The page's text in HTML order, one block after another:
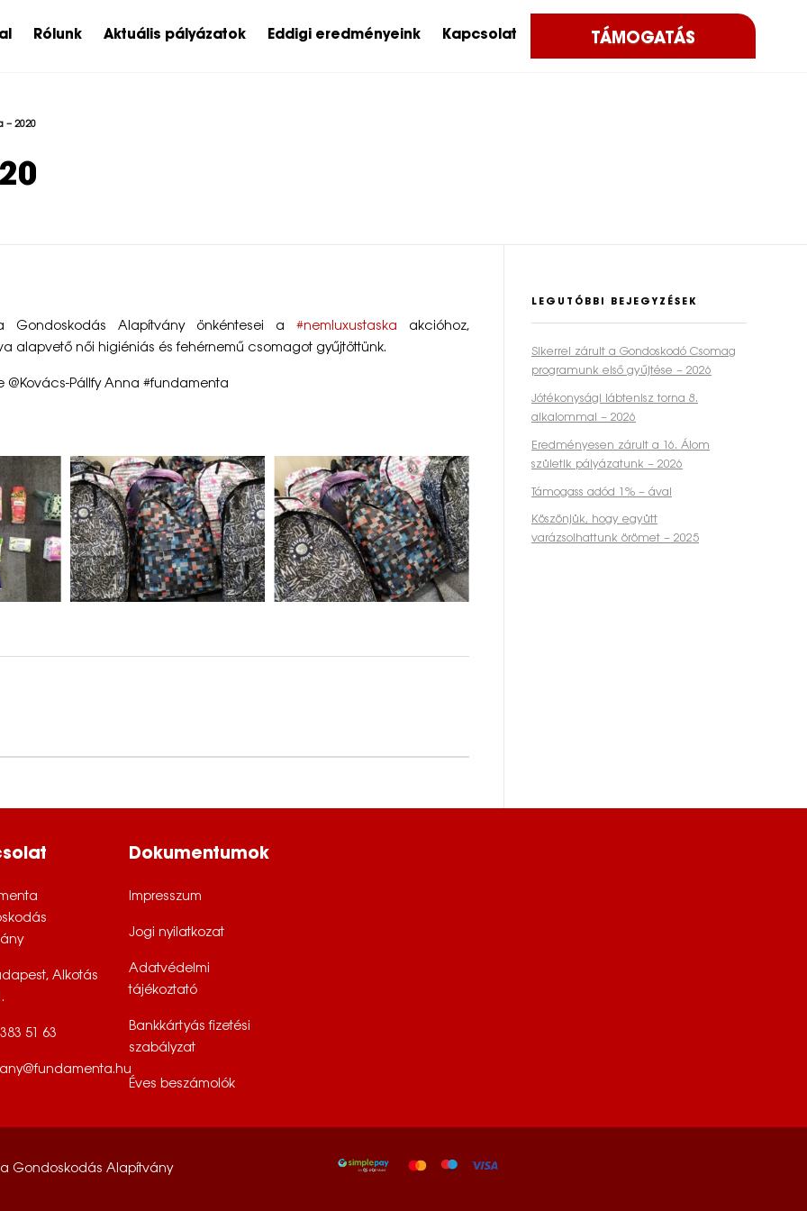
TÁMOGATÁS
Rólunk Aktuális pályázatok Eddigi eredményeink Kapcsolat
– 2020
Gondoskodás Alapítvány önkéntesei a #nemluxustaska akcióhoz,
alapvető női higiéniás és feh­érnemű csomagot gyűj­töttünk.
@Kovács-Pállfy Anna #fundamenta
LEGUTÓBBI BEJEGYZÉSEK
Sikerrel zárult a Gondoskodó Csomag
programunk első gyűjtése – 2026
Jótékonysági lábtenisz torna 8.
alkalommal – 2026
Eredményesen zárult a 16. Álom
születik pályázatunk – 2026
Támogass adód 1% – ával
Köszönjük, hogy együtt
varázsolhattunk örömet – 2025
Alkotás
51 63
Dokumentumok
Impresszum
Jogi nyilatkozat
Adatvédelmi
tájékoztató
Bankkártyás fizetési
szabályzat
Éves beszámolók
Gondoskodás Alapítvány